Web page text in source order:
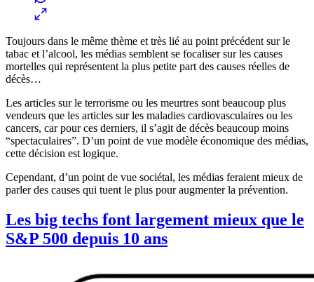
Toujours dans le même thème et très lié au point précédent sur le
tabac et l’alcool, les médias semblent se focaliser sur les causes
mortelles qui représentent la plus petite part des causes réelles de
décès…
Les articles sur le terrorisme ou les meurtres sont beaucoup plus
vendeurs que les articles sur les maladies cardiovasculaires ou les
cancers, car pour ces derniers, il s’agit de décès beaucoup moins
“spectaculaires”. D’un point de vue modèle économique des médias,
cette décision est logique.
Cependant, d’un point de vue sociétal, les médias feraient mieux de
parler des causes qui tuent le plus pour augmenter la prévention.
Les big techs font largement mieux que le
S&P 500 depuis 10 ans